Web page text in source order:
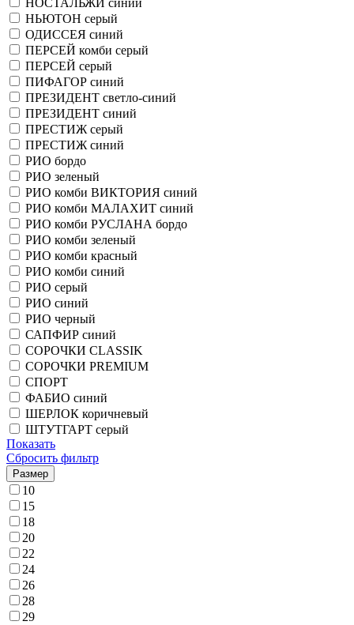
НОСТАЛЬЖИ синий
НЬЮТОН серый
ОДИССЕЯ синий
ПЕРСЕЙ комби серый
ПЕРСЕЙ серый
ПИФАГОР синий
ПРЕЗИДЕНТ светло-синий
ПРЕЗИДЕНТ синий
ПРЕСТИЖ серый
ПРЕСТИЖ синий
РИО бордо
РИО зеленый
РИО комби ВИКТОРИЯ синий
РИО комби МАЛАХИТ синий
РИО комби РУСЛАНА бордо
РИО комби зеленый
РИО комби красный
РИО комби синий
РИО серый
РИО синий
РИО черный
САПФИР синий
СОРОЧКИ CLASSIK
СОРОЧКИ PREMIUM
СПОРТ
ФАБИО синий
ШЕРЛОК коричневый
ШТУТГАРТ серый
Показать
Сбросить фильтр
Размер
10
15
18
20
22
24
26
28
29